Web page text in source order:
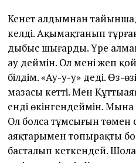
Кенет алдымнан
келді. Ақымақтанып
дыбыс шығарды. Үре
ау деймін. Ол мені жеп
білдім. «Ау-у-у» деді. Өз-
мазасы кетті. Мен
енді өкінгендеймін.
Ол болса тұмсығын төмен
аяқтарымен топырақты
басталып кеткендей.